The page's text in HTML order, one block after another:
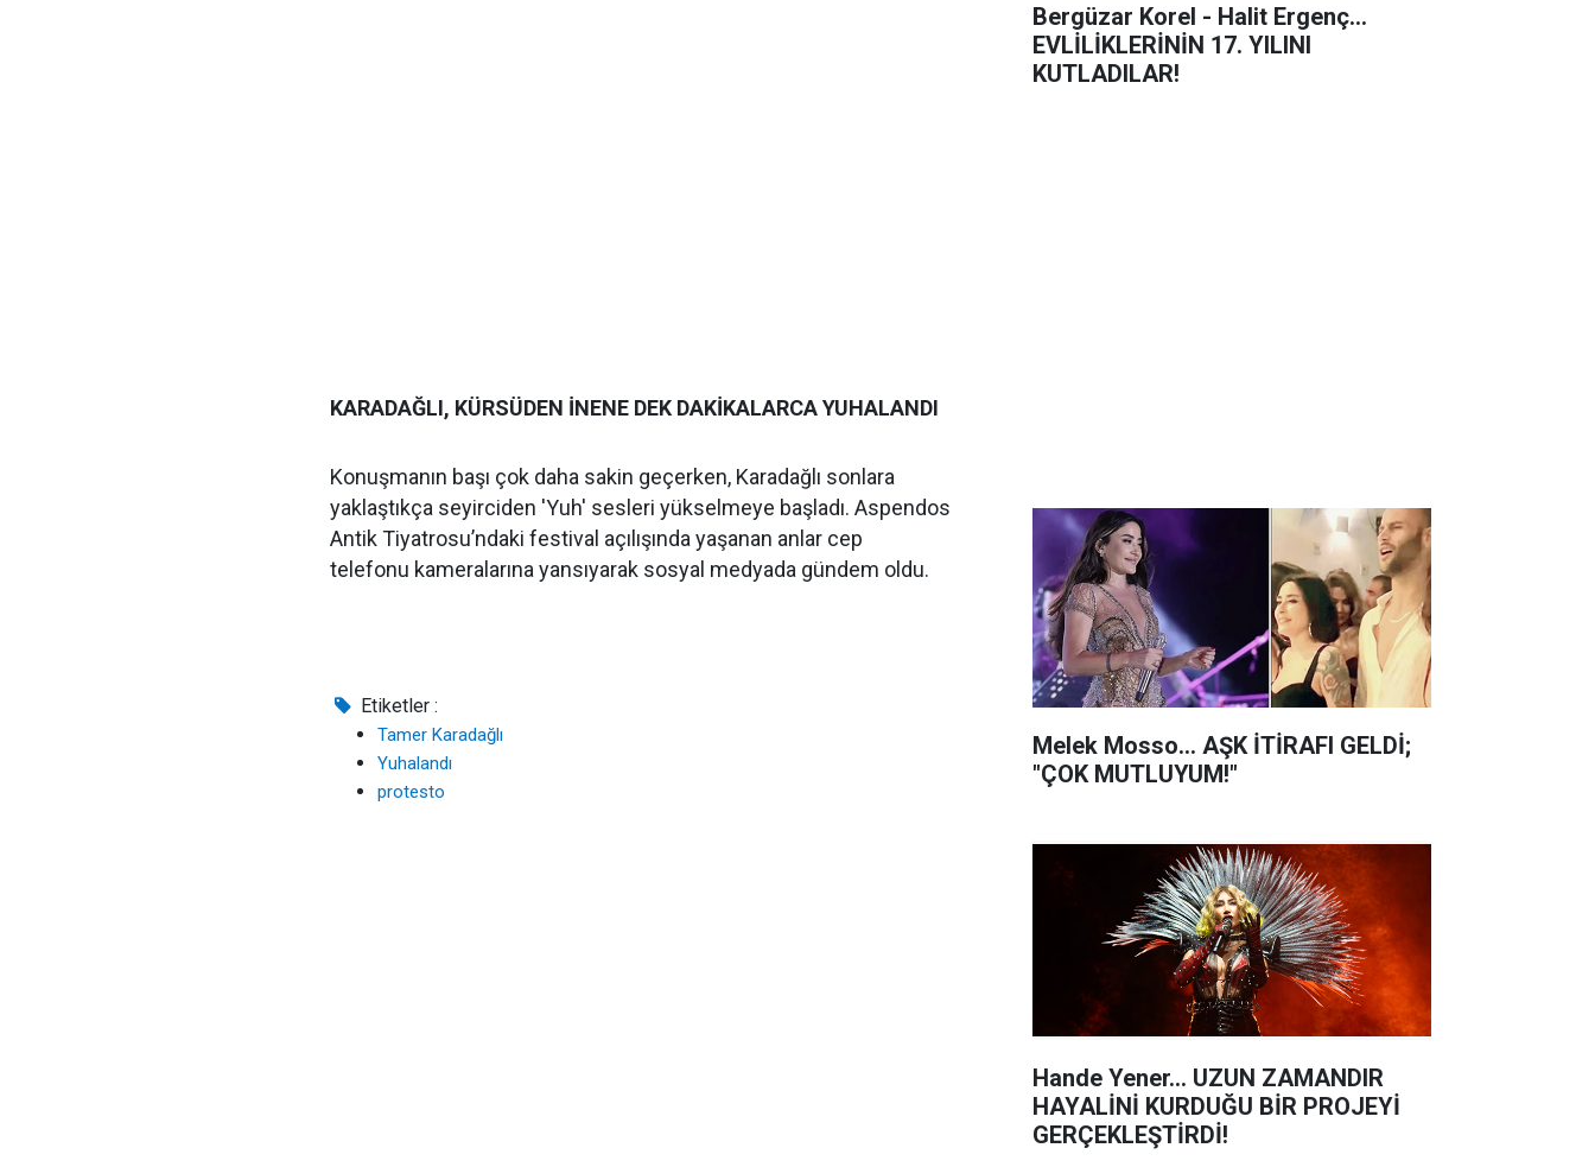
KARADAĞLI, KÜRSÜDEN İNENE DEK DAKİKALARCA YUHALANDI
Konuşmanın başı çok daha sakin geçerken, Karadağlı sonlara
yaklaştıkça seyirciden 'Yuh' sesleri yükselmeye başladı. Aspendos
Antik Tiyatrosu’ndaki festival açılışında yaşanan anlar cep
telefonu kameralarına yansıyarak sosyal medyada gündem oldu.
Etiketler :
Tamer Karadağlı
Yuhalandı
protesto
Bergüzar Korel - Halit Ergenç...
EVLİLİKLERİNİN 17. YILINI
KUTLADILAR!
Melek Mosso... AŞK İTİRAFI GELDİ;
"ÇOK MUTLUYUM!"
Hande Yener... UZUN ZAMANDIR
HAYALİNİ KURDUĞU BİR PROJEYİ
GERÇEKLEŞTİRDİ!